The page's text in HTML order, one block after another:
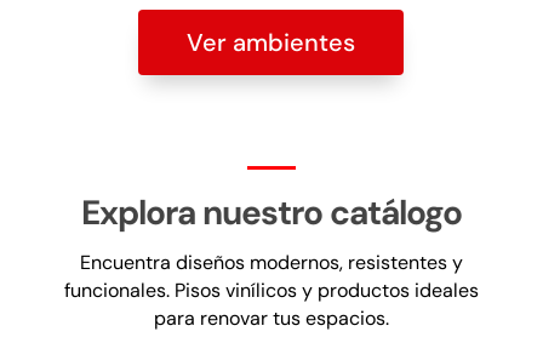
Ver ambientes
Explora nuestro catálogo
Encuentra diseños modernos, resistentes y
funcionales. Pisos vinílicos y productos ideales
para renovar tus espacios.